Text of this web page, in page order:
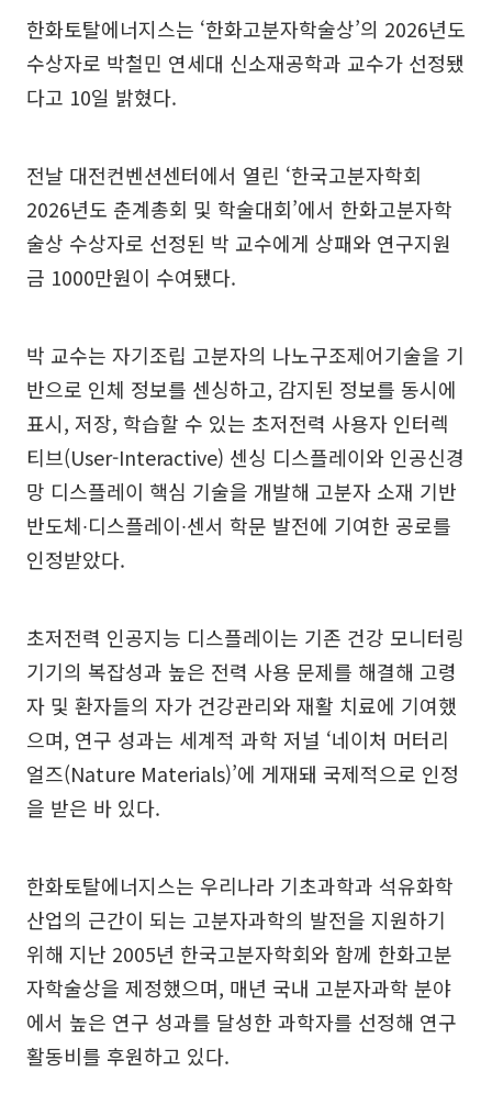
한화토탈에너지스는 ‘한화고분자학술상’의 2026년도
수상자로 박철민 연세대 신소재공학과 교수가 선정됐
다고 10일 밝혔다.
전날 대전컨벤션센터에서 열린 ‘한국고분자학회
2026년도 춘계총회 및 학술대회’에서 한화고분자학
술상 수상자로 선정된 박 교수에게 상패와 연구지원
금 1000만원이 수여됐다.
박 교수는 자기조립 고분자의 나노구조제어기술을 기
반으로 인체 정보를 센싱하고, 감지된 정보를 동시에
표시, 저장, 학습할 수 있는 초저전력 사용자 인터렉
티브(User-Interactive) 센싱 디스플레이와 인공신경
망 디스플레이 핵심 기술을 개발해 고분자 소재 기반
반도체∙디스플레이∙센서 학문 발전에 기여한 공로를
인정받았다.
초저전력 인공지능 디스플레이는 기존 건강 모니터링
기기의 복잡성과 높은 전력 사용 문제를 해결해 고령
자 및 환자들의 자가 건강관리와 재활 치료에 기여했
으며, 연구 성과는 세계적 과학 저널 ‘네이처 머터리
얼즈(Nature Materials)’에 게재돼 국제적으로 인정
을 받은 바 있다.
한화토탈에너지스는 우리나라 기초과학과 석유화학
산업의 근간이 되는 고분자과학의 발전을 지원하기
위해 지난 2005년 한국고분자학회와 함께 한화고분
자학술상을 제정했으며, 매년 국내 고분자과학 분야
에서 높은 연구 성과를 달성한 과학자를 선정해 연구
활동비를 후원하고 있다.